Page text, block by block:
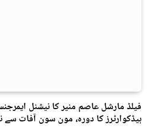
فیلڈ مارشل عاصم منیر کا نیشنل
ہیڈکوارٹرز کا دورہ، مون سون آفات سے